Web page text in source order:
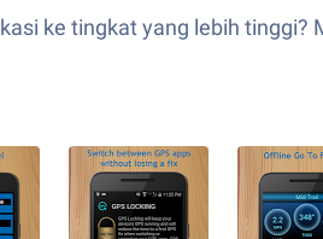
ke tingkat yang lebih